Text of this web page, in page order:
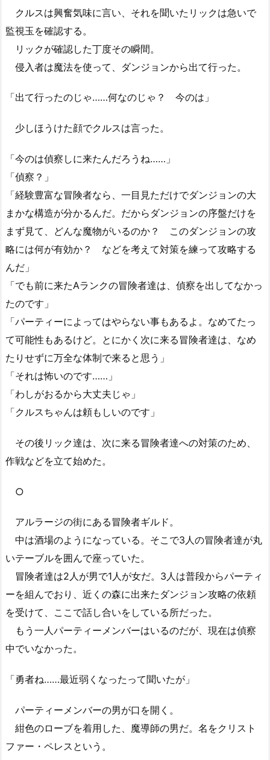
クルスは興奮気味に言い、それを聞いたリックは急いで
監視玉を確認する。
リックが確認した丁度その瞬間。
侵入者は魔法を使って、ダンジョンから出て行った。
「出て行ったのじゃ……何なのじゃ？ 今のは」
少しほうけた顔でクルスは言った。
「今のは偵察しに来たんだろうね……」
「偵察？」
「経験豊富な冒険者なら、一目見ただけでダンジョンの大
まかな構造が分かるんだ。だからダンジョンの序盤だけを
まず見て、どんな魔物がいるのか？ このダンジョンの攻
略には何が有効か？ などを考えて対策を練って攻略する
んだ」
「でも前に来たAランクの冒険者達は、偵察を出してなかっ
たのです」
「パーティーによってはやらない事もあるよ。なめてたっ
て可能性もあるけど。とにかく次に来る冒険者達は、なめ
たりせずに万全な体制で来ると思う」
「それは怖いのです……」
「わしがおるから大丈夫じゃ」
「クルスちゃんは頼もしいのです」
その後リック達は、次に来る冒険者達への対策のため、
作戦などを立て始めた。
○
アルラージの街にある冒険者ギルド。
中は酒場のようになっている。そこで3人の冒険者達が丸
いテーブルを囲んで座っていた。
冒険者達は2人が男で1人が女だ。3人は普段からパーティ
ーを組んでおり、近くの森に出来たダンジョン攻略の依頼
を受けて、ここで話し合いをしている所だった。
もう一人パーティーメンバーはいるのだが、現在は偵察
中でいなかった。
「勇者ね……最近弱くなったって聞いたが」
パーティーメンバーの男が口を開く。
紺色のローブを着用した、魔導師の男だ。名をクリスト
ファー・ペレスという。